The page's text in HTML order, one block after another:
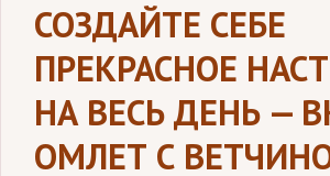
СОЗДАЙТЕ СЕБЕ
ПРЕКРАСНОЕ
НА ВЕСЬ ДЕНЬ —
ОМЛЕТ С